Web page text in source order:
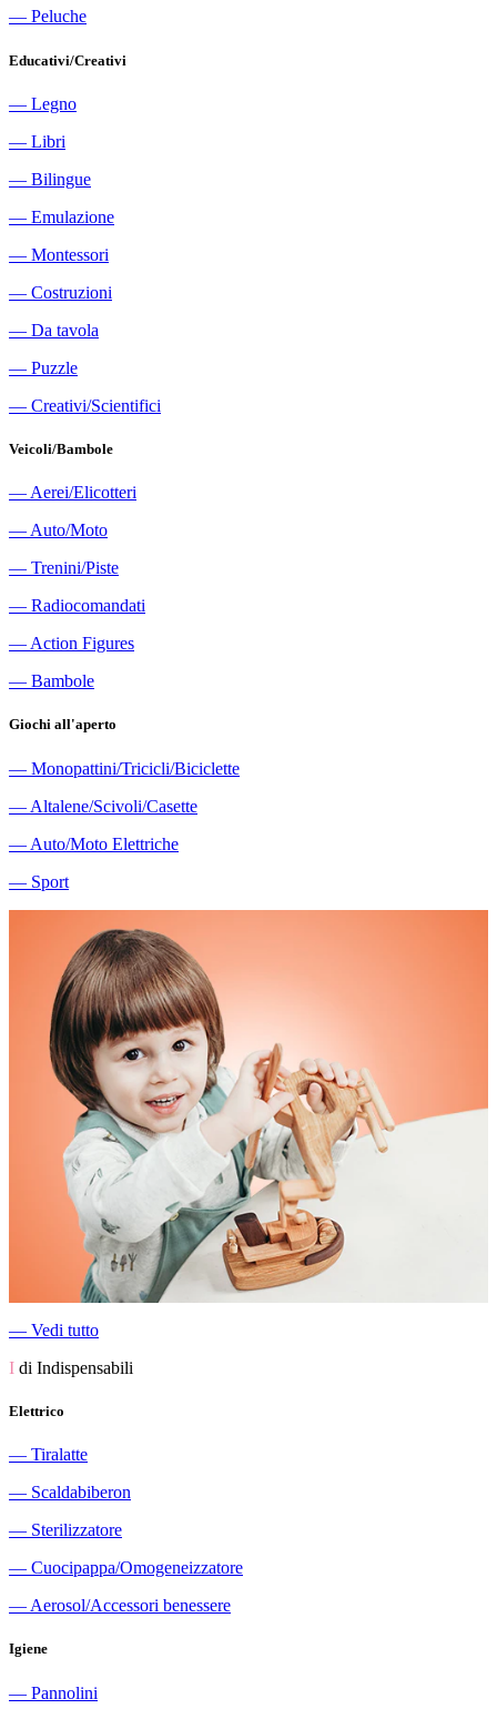
― Peluche
Educativi/Creativi
― Legno
― Libri
― Bilingue
― Emulazione
― Montessori
― Costruzioni
― Da tavola
― Puzzle
― Creativi/Scientifici
Veicoli/Bambole
― Aerei/Elicotteri
― Auto/Moto
― Trenini/Piste
― Radiocomandati
― Action Figures
― Bambole
Giochi all'aperto
― Monopattini/Tricicli/Biciclette
― Altalene/Scivoli/Casette
― Auto/Moto Elettriche
― Sport
― Vedi tutto
I di Indispensabili
Elettrico
― Tiralatte
― Scaldabiberon
― Sterilizzatore
― Cuocipappa/Omogeneizzatore
― Aerosol/Accessori benessere
Igiene
― Pannolini